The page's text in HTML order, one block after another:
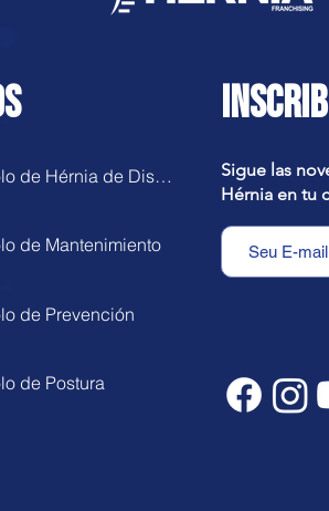
Protocolo de Hérnia de Disco
de Mantenimiento
de Prevención
de Postura
Sigue las
Hérnia en tu